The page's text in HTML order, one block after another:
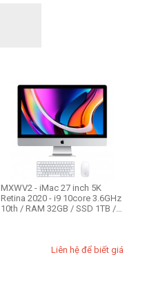
MXWV2 - iMac 27 inch 5K
Retina 2020 - i9 10core 3.6GHz
10th / RAM 32GB / SSD 1TB /
Liên hệ để biết giá